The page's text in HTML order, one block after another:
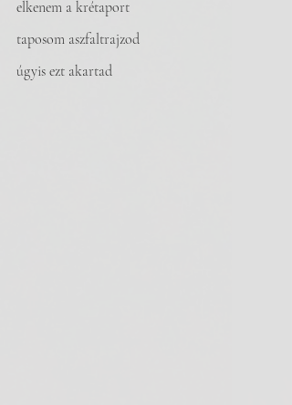
elkenem a krétaport
taposom aszfaltrajzod
úgyis ezt akartad